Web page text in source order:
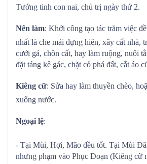
Tướng tinh con nai, chủ trị ngày thứ 2.
Nên làm: Khởi công tạo tác trăm việc
nhất là che mái dựng hiên, xây cất nhà,
cưới gả, chôn cất, hay làm ruộng, nuôi
đặt táng kê gác, chặt cỏ phá đất, cắt áo
Kiêng cữ: Sửa hay làm thuyền chèo,
xuống nước.
Ngoại lệ:
- Tại Mùi, Hợi, Mão đều tốt. Tại Mùi
nhưng phạm vào Phục Đoạn (Kiêng cữ